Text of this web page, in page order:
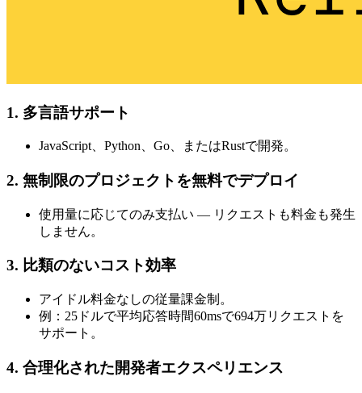
1. 多言語サポート
JavaScript、Python、Go、またはRustで開発。
2. 無制限のプロジェクトを無料でデプロイ
使用量に応じてのみ支払い — リクエストも料金も発生
しません。
3. 比類のないコスト効率
アイドル料金なしの従量課金制。
例：25ドルで平均応答時間60msで694万リクエストを
サポート。
4. 合理化された開発者エクスペリエンス